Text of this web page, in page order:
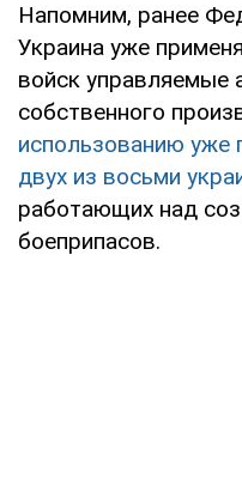
Напомним, ранее
Украина уже
войск управляемые
собственного
использованию уже
двух из восьми
работающих над
боеприпасов.